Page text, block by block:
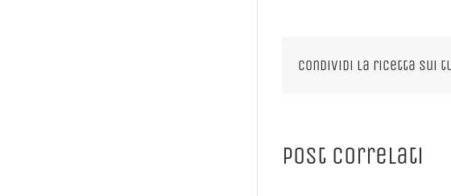
Condividi la ricetta sui
Post correlati